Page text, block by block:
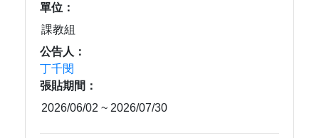
單位：
公告人：
丁千閔
張貼期間：